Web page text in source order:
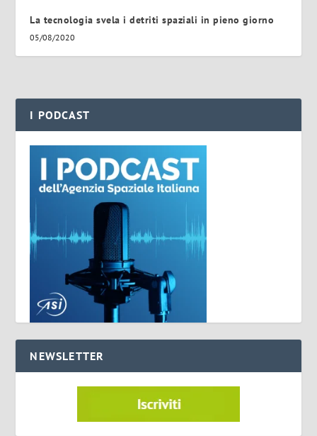
La tecnologia svela i detriti spaziali in pieno giorno
05/08/2020
I PODCAST
NEWSLETTER